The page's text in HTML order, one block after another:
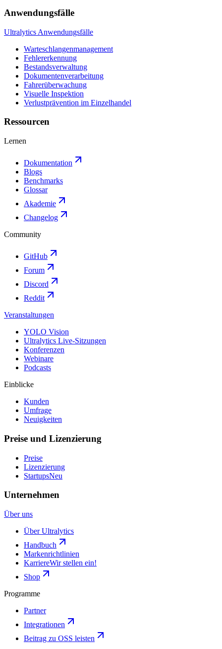
Anwendungsfälle
Ultralytics Anwendungsfälle
Warteschlangenmanagement
Fehlererkennung
Bestandsverwaltung
Dokumentenverarbeitung
Fahrerüberwachung
Visuelle Inspektion
Verlustprävention im Einzelhandel
Ressourcen
Lernen
Dokumentation
Blogs
Benchmarks
Glossar
Akademie
Changelog
Community
GitHub
Forum
Discord
Reddit
Veranstaltungen
YOLO Vision
Ultralytics Live-Sitzungen
Konferenzen
Webinare
Podcasts
Einblicke
Kunden
Umfrage
Neuigkeiten
Preise und Lizenzierung
Preise
Lizenzierung
StartupsNeu
Unternehmen
Über uns
Über Ultralytics
Handbuch
Markenrichtlinien
KarriereWir stellen ein!
Shop
Programme
Partner
Integrationen
Beitrag zu OSS leisten